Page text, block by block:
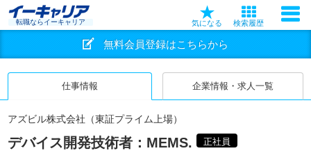
転職ならイーキャリア 気になる 検索履歴
無料会員登録はこちらから
仕事情報 企業情報・求人一覧
アズビル株式会社（東証プライム上場）
デバイス開発技術者：MEMS. 正社員